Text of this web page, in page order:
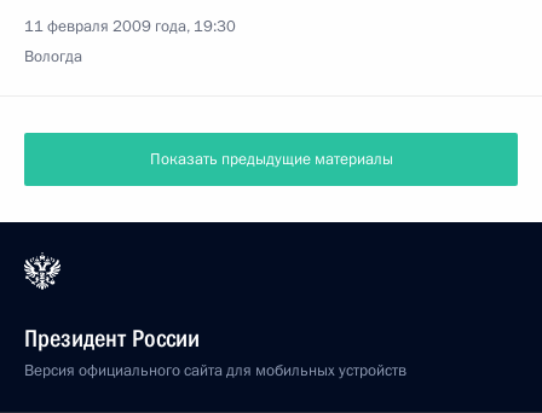
11 февраля 2009 года, 19:30
Вологда
Показать предыдущие материалы
Президент России
Версия официального сайта для мобильных устройств